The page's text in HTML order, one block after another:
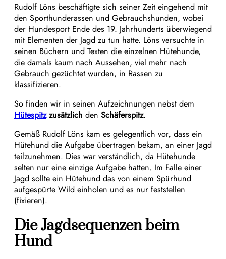
Rudolf Löns beschäftigte sich seiner Zeit eingehend mit
den Sporthunderassen und Gebrauchshunden, wobei
der Hundesport Ende des 19. Jahrhunderts überwiegend
mit Elementen der Jagd zu tun hatte. Löns versuchte in
seinen Büchern und Texten die einzelnen Hütehunde,
die damals kaum nach Aussehen, viel mehr nach
Gebrauch gezüchtet wurden, in Rassen zu
klassifizieren.
So finden wir in seinen Aufzeichnungen nebst dem
Hütespitzzusätzlich den Schäferspitz.
Gemäß Rudolf Löns kam es gelegentlich vor, dass ein
Hütehund die Aufgabe übertragen bekam, an einer Jagd
teilzunehmen. Dies war verständlich, da Hütehunde
selten nur eine einzige Aufgabe hatten. Im Falle einer
Jagd sollte ein Hütehund das von einem Spürhund
aufgespürte Wild einholen und es nur feststellen
(fixieren).
Die Jagdsequenzen beim
Hund